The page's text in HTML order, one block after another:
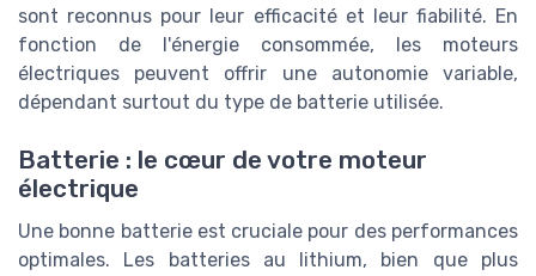
sont reconnus pour leur efficacité et leur fiabilité. En
fonction de l'énergie consommée, les moteurs
électriques peuvent offrir une autonomie variable,
dépendant surtout du type de batterie utilisée.
Batterie : le cœur de votre moteur
électrique
Une bonne batterie est cruciale pour des performances
optimales. Les batteries au lithium, bien que plus